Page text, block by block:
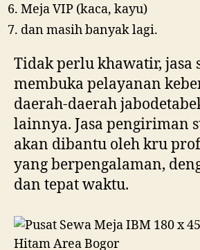
Meja VIP (kaca, kayu)
dan masih banyak lagi.
Tidak perlu khawatir, jasa
membuka pelayanan
daerah-daerah
lainnya. Jasa pengiriman
akan dibantu oleh kru
yang berpengalaman,
dan tepat waktu.